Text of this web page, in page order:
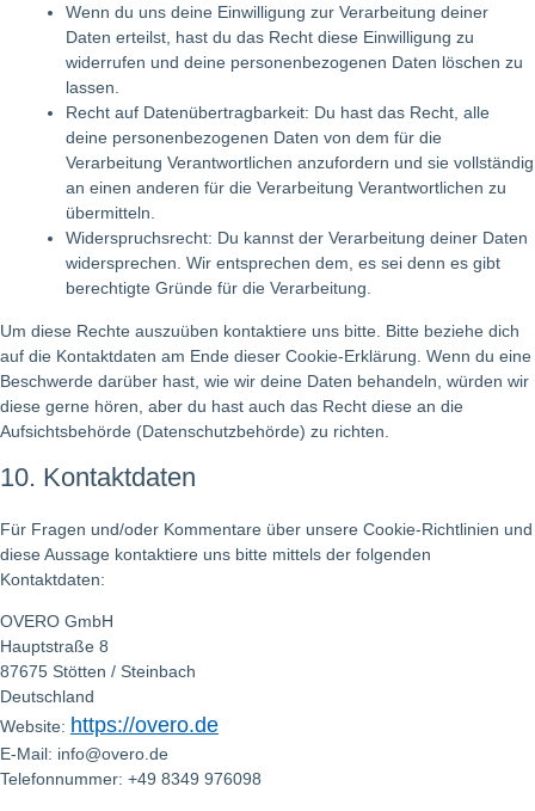
Wenn du uns deine Einwilligung zur Verarbeitung deiner
Daten erteilst, hast du das Recht diese Einwilligung zu
widerrufen und deine personenbezogenen Daten löschen zu
lassen.
Recht auf Datenübertragbarkeit: Du hast das Recht, alle
deine personenbezogenen Daten von dem für die
Verarbeitung Verantwortlichen anzufordern und sie vollständig
an einen anderen für die Verarbeitung Verantwortlichen zu
übermitteln.
Widerspruchsrecht: Du kannst der Verarbeitung deiner Daten
widersprechen. Wir entsprechen dem, es sei denn es gibt
berechtigte Gründe für die Verarbeitung.
Um diese Rechte auszuüben kontaktiere uns bitte. Bitte beziehe dich
auf die Kontaktdaten am Ende dieser Cookie-Erklärung. Wenn du eine
Beschwerde darüber hast, wie wir deine Daten behandeln, würden wir
diese gerne hören, aber du hast auch das Recht diese an die
Aufsichtsbehörde (Datenschutzbehörde) zu richten.
10. Kontaktdaten
Für Fragen und/oder Kommentare über unsere Cookie-Richtlinien und
diese Aussage kontaktiere uns bitte mittels der folgenden
Kontaktdaten:
OVERO GmbH
Hauptstraße 8
87675 Stötten / Steinbach
Deutschland
Website: https://overo.de
E-Mail: info@overo.de
Telefonnummer: +49 8349 976098